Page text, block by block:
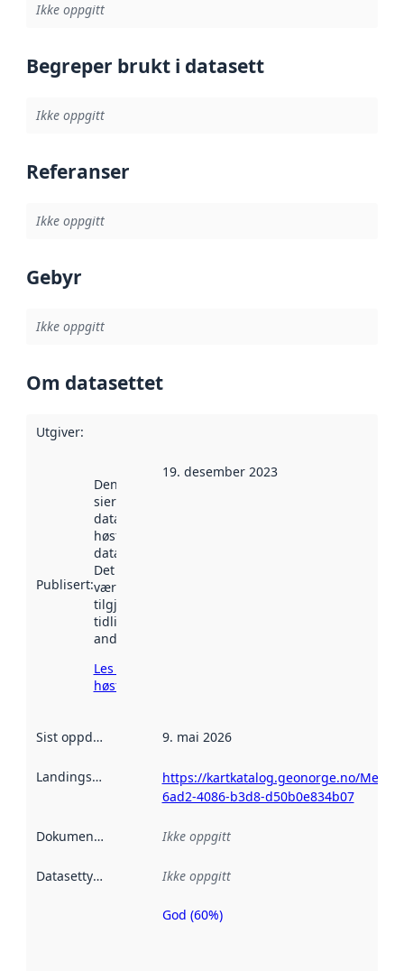
Ikke oppgitt
Begreper brukt i datasett
Ikke oppgitt
Referanser
Ikke oppgitt
Gebyr
Ikke oppgitt
Om datasettet
Utgiver:
Publisert:
Denne datoen
sier når
datasettet ble
høstet av
data.norge.no.
Det kan ha
vært
tilgjengelig
tidligere
andre steder.
Les mer om
høsting her
19. desember 2023
Sist oppdatert 9. mai 2026
Landingsside
https://kartkatalog.geonorge.no/
6ad2-4086-b3d8-d50b0e834b07
Dokumentasjon Ikke oppgitt
Datasettype Ikke oppgitt
Metadatakvalitet
God (60%)